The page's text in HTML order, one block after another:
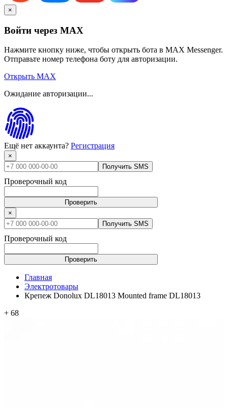
×
Войти через MAX
Нажмите кнопку ниже, чтобы открыть бота в MAX Messenger.
Отправьте номер телефона боту для авторизации.
Открыть MAX
Ожидание авторизации...
Ещё нет аккаунта? Регистрация
×
Получить SMS
Проверочный код
Проверить
×
Получить SMS
Проверочный код
Проверить
Главная
Электротовары
Крепеж Donolux DL18013 Mounted frame DL18013
+ 68